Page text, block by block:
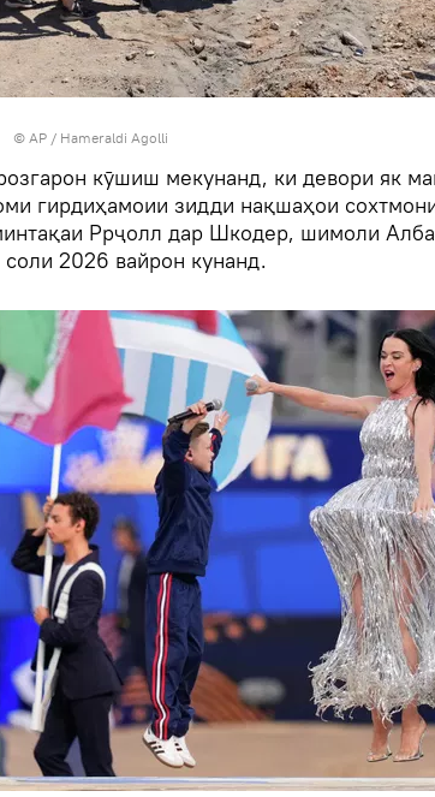
© AP / Hameraldi Agolli
кӯшиш мекунанд, ки девори як
гирдиҳамоии зидди нақшаҳои
Ррҷолл дар Шкодер, шимоли
2026 вайрон кунанд.